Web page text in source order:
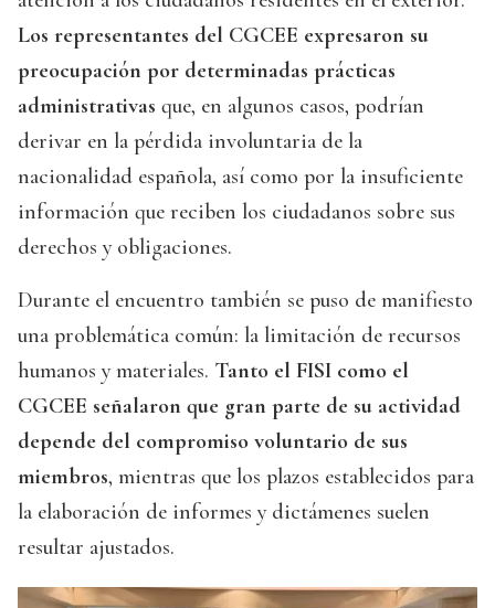
Los representantes del CGCEE expresaron su
preocupación por determinadas prácticas
administrativas que, en algunos casos, podrían
derivar en la pérdida involuntaria de la
nacionalidad española, así como por la insuficiente
información que reciben los ciudadanos sobre sus
derechos y obligaciones.
Durante el encuentro también se puso de manifiesto
una problemática común: la limitación de recursos
humanos y materiales. Tanto el FISI como el
CGCEE señalaron que gran parte de su actividad
depende del compromiso voluntario de sus
miembros, mientras que los plazos establecidos para
la elaboración de informes y dictámenes suelen
resultar ajustados.